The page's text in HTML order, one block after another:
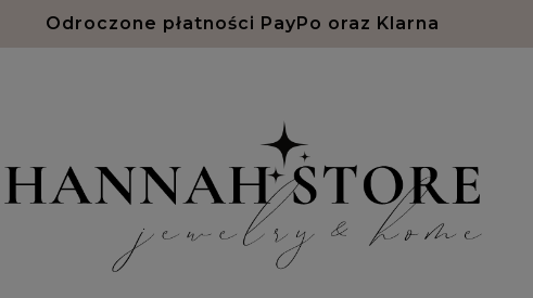
Odroczone płatności PayPo oraz Klarna